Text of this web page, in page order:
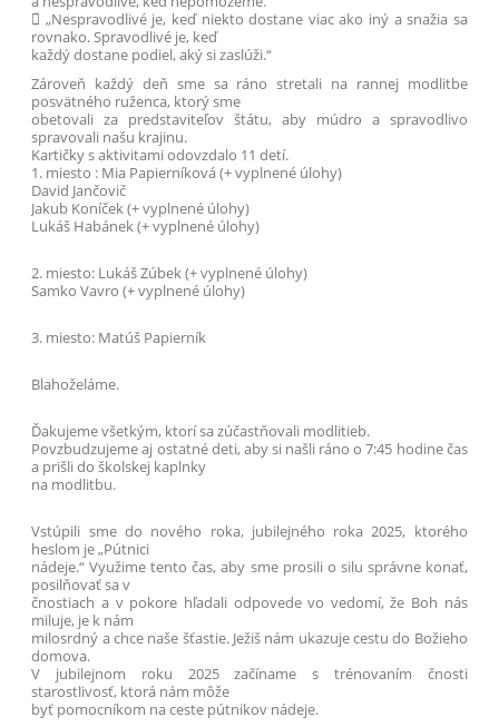
 „Nespravodlivé je, keď niekto dostane viac ako iný a snažia sa
rovnako. Spravodlivé je, keď
každý dostane podiel, aký si zaslúži.“
Zároveň každý deň sme sa ráno stretali na rannej modlitbe
posvätného ruženca, ktorý sme
obetovali za predstaviteľov štátu, aby múdro a spravodlivo
spravovali našu krajinu.
Kartičky s aktivitami odovzdalo 11 detí.
1. miesto : Mia Papierníková (+ vyplnené úlohy)
David Jančovič
Jakub Koníček (+ vyplnené úlohy)
Lukáš Habánek (+ vyplnené úlohy)
2. miesto: Lukáš Zúbek (+ vyplnené úlohy)
Samko Vavro (+ vyplnené úlohy)
3. miesto: Matúš Papierník
Blahoželáme.
Ďakujeme všetkým, ktorí sa zúčastňovali modlitieb.
Povzbudzujeme aj ostatné deti, aby si našli ráno o 7:45 hodine čas
a prišli do školskej kaplnky
na modlitbu.
Vstúpili sme do nového roka, jubilejného roka 2025, ktorého
heslom je „Pútnici
nádeje.“ Využime tento čas, aby sme prosili o silu správne konať,
posilňovať sa v
čnostiach a v pokore hľadali odpovede vo vedomí, že Boh nás
miluje, je k nám
milosrdný a chce naše šťastie. Ježiš nám ukazuje cestu do Božieho
domova.
V jubilejnom roku 2025 začíname s trénovaním čnosti
starostlivosť, ktorá nám môže
byť pomocníkom na ceste pútnikov nádeje.